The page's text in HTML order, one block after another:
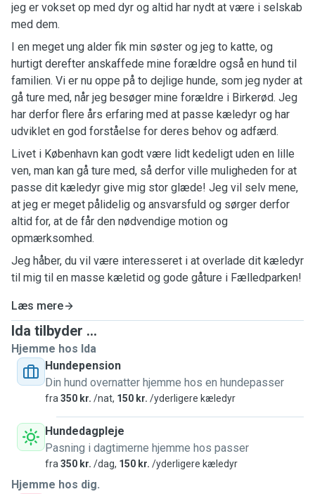
jeg er vokset op med dyr og altid har nydt at være i selskab
med dem.
I en meget ung alder fik min søster og jeg to katte, og
hurtigt derefter anskaffede mine forældre også en hund til
familien. Vi er nu oppe på to dejlige hunde, som jeg nyder at
gå ture med, når jeg besøger mine forældre i Birkerød. Jeg
har derfor flere års erfaring med at passe kæledyr og har
udviklet en god forståelse for deres behov og adfærd.
Livet i København kan godt være lidt kedeligt uden en lille
ven, man kan gå ture med, så derfor ville muligheden for at
passe dit kæledyr give mig stor glæde! Jeg vil selv mene,
at jeg er meget pålidelig og ansvarsfuld og sørger derfor
altid for, at de får den nødvendige motion og
opmærksomhed.
Jeg håber, du vil være interesseret i at overlade dit kæledyr
til mig til en masse kæletid og gode gåture i Fælledparken!
Læs mere
Ida tilbyder ...
Hjemme hos Ida
Hundepension
Din hund overnatter hjemme hos en hundepasser
fra 350 kr. /nat, 150 kr. /yderligere kæledyr
Hundedagpleje
Pasning i dagtimerne hjemme hos passer
fra 350 kr. /dag, 150 kr. /yderligere kæledyr
Hjemme hos dig.